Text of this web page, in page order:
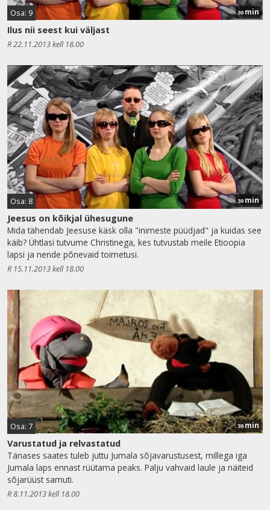
Osa: 9 30 min
Ilus nii seest kui väljast
R 22.11.2013 kell 18.00
Osa: 8 30min
Jeesus on kõikjal ühesugune
Mida tähendab Jeesuse käsk olla "inimeste püüdjad" ja kuidas see
käib? Ühtlasi tutvume Christinega, kes tutvustab meile Etioopia
lapsi ja nende põnevaid toimetusi.
R 15.11.2013 kell 18.00
Osa: 7 30min
Varustatud ja relvastatud
Tänases saates tuleb juttu Jumala sõjavarustusest, millega iga
Jumala laps ennast rüütama peaks. Palju vahvaid laule ja näiteid
sõjarüüst samuti.
R 8.11.2013 kell 18.00